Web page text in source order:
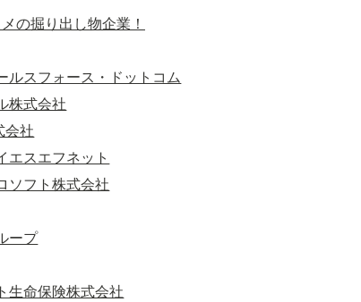
の掘り出し物企業！
ルスフォース・ドットコム
株式会社
会社
エスエフネット
ソフト株式会社
ープ
生命保険株式会社